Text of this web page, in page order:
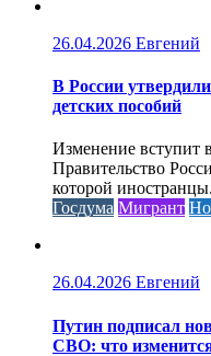
26.04.2026 Евгений
В России
детских пособий
Изменение вступит
Правительство
которой
Госдума Мигрант
26.04.2026 Евгений
Путин подписал
СВО: что